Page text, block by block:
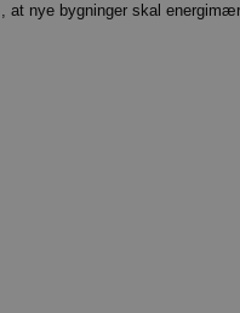
at nye bygninger skal